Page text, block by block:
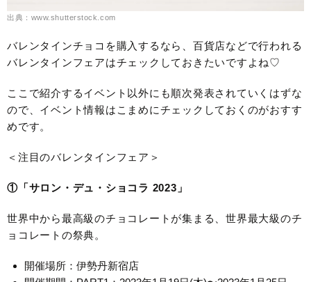
出典：www.shutterstock.com
バレンタインチョコを購入するなら、百貨店などで行われる
バレンタインフェアはチェックしておきたいですよね♡
ここで紹介するイベント以外にも順次発表されていくはずな
ので、イベント情報はこまめにチェックしておくのがおすす
めです。
＜注目のバレンタインフェア＞
①「サロン・デュ・ショコラ 2023」
世界中から最高級のチョコレートが集まる、世界最大級のチ
ョコレートの祭典。
開催場所：伊勢丹新宿店